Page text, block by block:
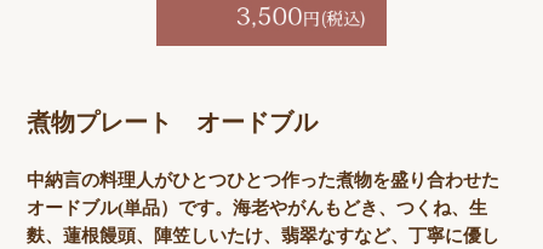
煮物プレート オードブル
中納言の料理人がひとつひとつ作った煮物を盛り合わせた
オードブル(単品）です。海老やがんもどき、つくね、生
麩、蓮根饅頭、陣笠しいたけ、翡翠なすなど、丁寧に優し